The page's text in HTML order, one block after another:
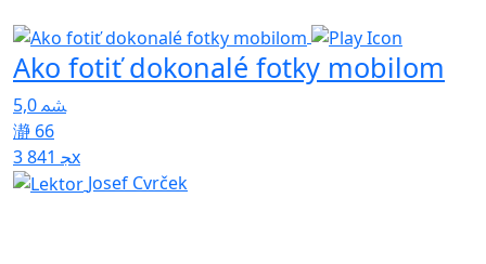
Ako fotiť dokonalé fotky mobilom
5,0
66
3 841x
Josef Cvrček